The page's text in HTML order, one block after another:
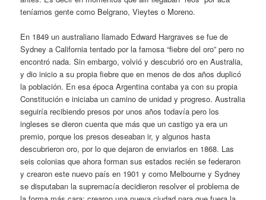
teníamos gente como Belgrano, Vieytes o Moreno.
En 1849 un australiano llamado Edward Hargraves se fue de
Sydney a California tentado por la famosa “fiebre del oro” pero no
encontró nada. Sin embargo, volvió y descubrió oro en Australia,
y dio inicio a su propia fiebre que en menos de dos años duplicó
la población. En esa época Argentina contaba ya con su propia
Constitución e iniciaba un camino de unidad y progreso. Australia
seguiría recibiendo presos por unos años todavía pero los
ingleses se dieron cuenta que más que un castigo ya era un
premio, porque los presos deseaban ir, y algunos hasta
descubrieron oro, por lo que dejaron de enviarlos en 1868. Las
seis colonias que ahora forman sus estados recién se federaron
y crearon este nuevo país en 1901 y como Melbourne y Sydney
se disputaban la supremacía decidieron resolver el problema de